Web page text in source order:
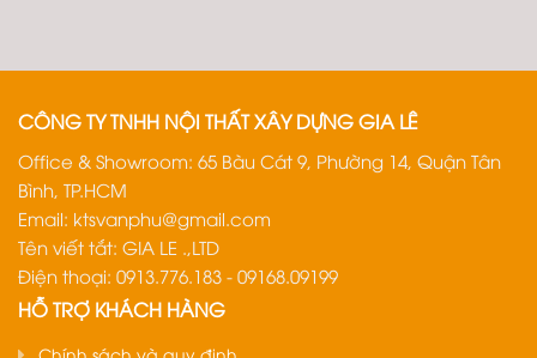
CÔNG TY TNHH NỘI THẤT XÂY DỰNG GIA LÊ
Office & Showroom: 65 Bàu Cát 9, Phường 14, Quận Tân
Bình, TP.HCM
Email: ktsvanphu@gmail.com
Tên viết tắt: GIA LE .,LTD
Điện thoại: 0913.776.183 - 09168.09199
HỖ TRỢ KHÁCH HÀNG